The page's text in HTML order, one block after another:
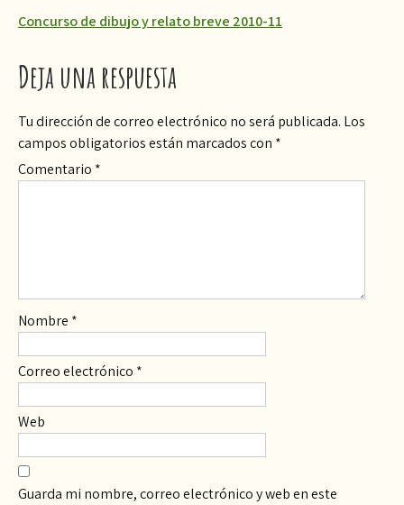
Navegación
de
entradas
Concurso de dibujo y relato breve 2010-11
Deja una respuesta
Tu dirección de correo electrónico no será publicada. Los
campos obligatorios están marcados con *
Comentario *
Nombre *
Correo electrónico *
Web
Guarda mi nombre, correo electrónico y web en este